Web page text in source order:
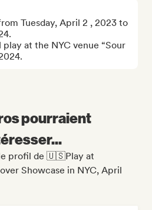
Tuesday, April 2 , 2023 to
at the NYC venue “Sour
pourraient
profil de 🇺🇸Play at
Showcase in NYC, April